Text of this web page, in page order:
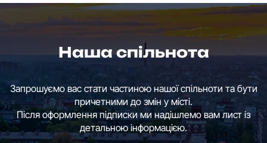
Наша спільнота
Запрошуємо вас стати частиною нашої спільноти та бути
причетними до змін у місті.
Після оформлення підписки ми надішлемо вам лист із
детальною інформацією.